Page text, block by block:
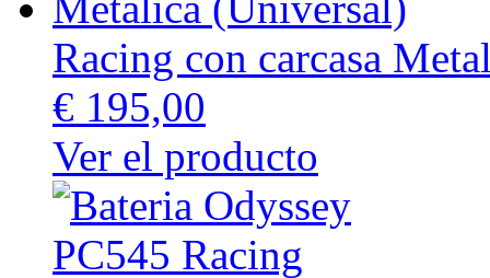
Racing con carcasa
€ 195,00
Ver el producto